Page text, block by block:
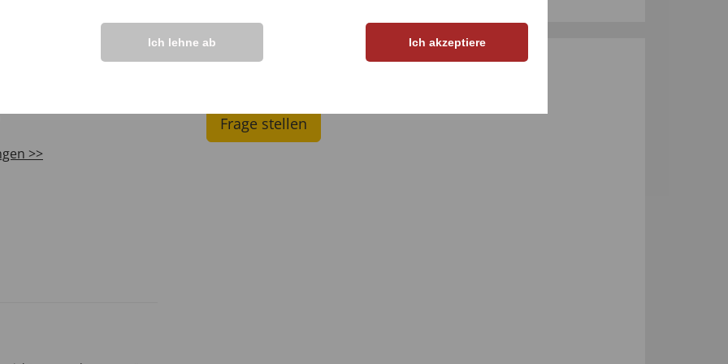
>>
Frage stellen
Ich lehne ab Ich akzeptiere